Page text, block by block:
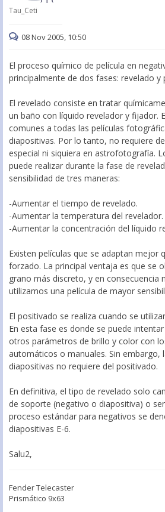
Tau_Ceti
08 Nov 2005, 10:50
El proceso químico de película en
principalmente de dos fases: revelado y
El revelado consiste en tratar
un baño con líquido revelador y fijador.
comunes a todas las películas
diapositivas. Por lo tanto, no requiere
especial ni siquiera en astrofotografía.
puede realizar durante la fase de
sensibilidad de tres maneras:
-Aumentar el tiempo de revelado.
-Aumentar la temperatura del revelador.
-Aumentar la concentración del líquido
Existen películas que se adaptan mejor
forzado. La principal ventaja es que se
grano más discreto, y en consecuencia
utilizamos una película de mayor
El positivado se realiza cuando se
En esta fase es donde se puede
otros parámetros de brillo y color con
automáticos o manuales. Sin embargo,
diapositivas no requiere del positivado.
En definitiva, el tipo de revelado solo
de soporte (negativo o diapositiva) o
proceso estándar para negativos se
diapositivas E-6.
Salu2,
Fender Telecaster
Prismático 9x63